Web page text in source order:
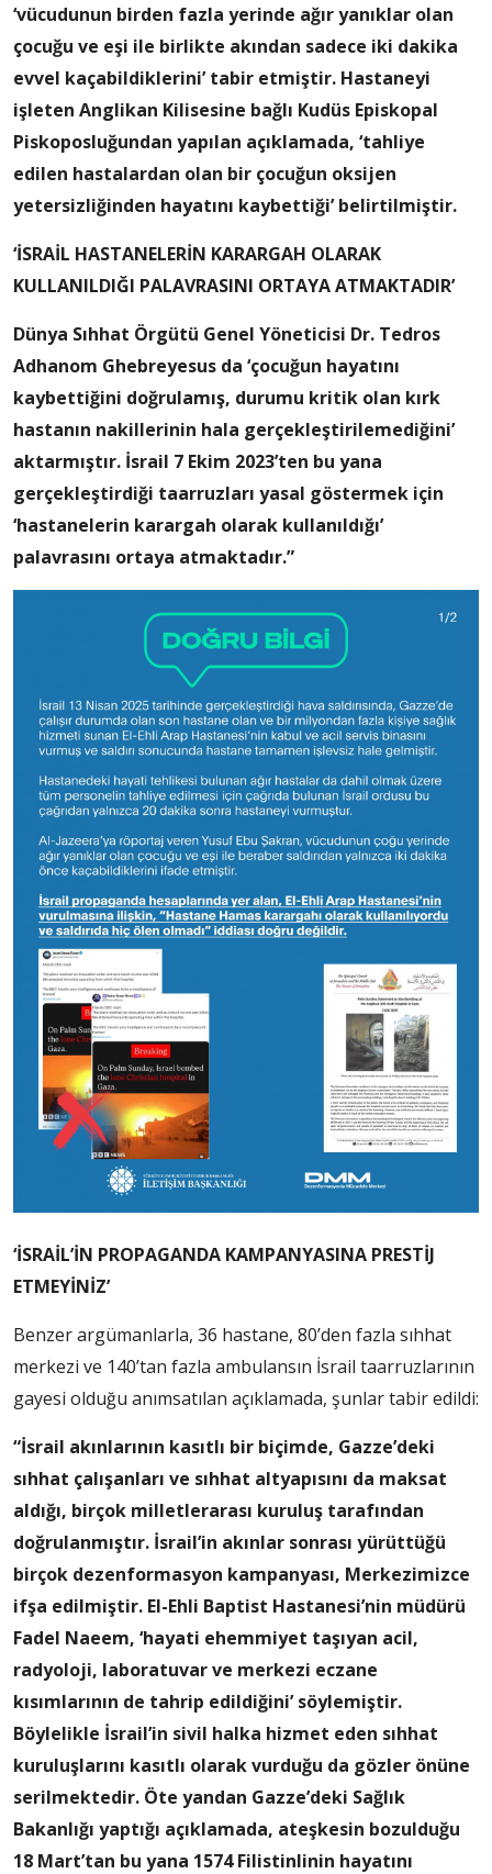
‘vücudunun birden fazla yerinde ağır yanıklar olan
çocuğu ve eşi ile birlikte akından sadece iki dakika
evvel kaçabildiklerini’ tabir etmiştir. Hastaneyi
işleten Anglikan Kilisesine bağlı Kudüs Episkopal
Piskoposluğundan yapılan açıklamada, ‘tahliye
edilen hastalardan olan bir çocuğun oksijen
yetersizliğinden hayatını kaybettiği’ belirtilmiştir.
‘İSRAİL HASTANELERİN KARARGAH OLARAK
KULLANILDIĞI PALAVRASINI ORTAYA ATMAKTADIR’
Dünya Sıhhat Örgütü Genel Yöneticisi Dr. Tedros
Adhanom Ghebreyesus da ‘çocuğun hayatını
kaybettiğini doğrulamış, durumu kritik olan kırk
hastanın nakillerinin hala gerçekleştirilemediğini’
aktarmıştır. İsrail 7 Ekim 2023’ten bu yana
gerçekleştirdiği taarruzları yasal göstermek için
‘hastanelerin karargah olarak kullanıldığı’
palavrasını ortaya atmaktadır.”
‘İSRAİL’İN PROPAGANDA KAMPANYASINA PRESTİJ
ETMEYİNİZ’
Benzer argümanlarla, 36 hastane, 80’den fazla sıhhat
merkezi ve 140’tan fazla ambulansın İsrail taarruzlarının
gayesi olduğu anımsatılan açıklamada, şunlar tabir edildi:
“İsrail akınlarının kasıtlı bir biçimde, Gazze’deki
sıhhat çalışanları ve sıhhat altyapısını da maksat
aldığı, birçok milletlerarası kuruluş tarafından
doğrulanmıştır. İsrail’in akınlar sonrası yürüttüğü
birçok dezenformasyon kampanyası, Merkezimizce
ifşa edilmiştir. El-Ehli Baptist Hastanesi’nin müdürü
Fadel Naeem, ‘hayati ehemmiyet taşıyan acil,
radyoloji, laboratuvar ve merkezi eczane
kısımlarının de tahrip edildiğini’ söylemiştir.
Böylelikle İsrail’in sivil halka hizmet eden sıhhat
kuruluşlarını kasıtlı olarak vurduğu da gözler önüne
serilmektedir. Öte yandan Gazze’deki Sağlık
Bakanlığı yaptığı açıklamada, ateşkesin bozulduğu
18 Mart’tan bu yana 1574 Filistinlinin hayatını